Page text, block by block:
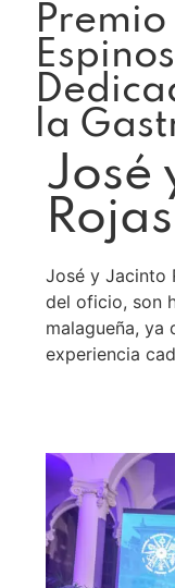
la
José
Rojas
José y Jacinto
del oficio, son
malagueña, ya
experiencia